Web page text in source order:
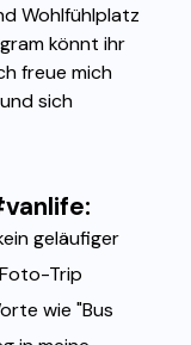
Wohlfühlplatz
könnt ihr
freue mich
sich
geläufiger
Trip
wie "Bus